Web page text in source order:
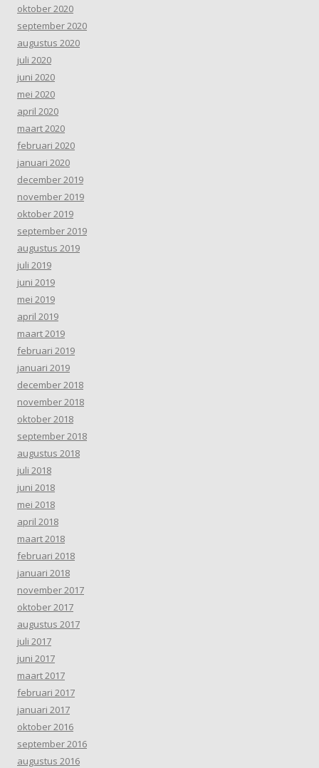
oktober 2020
september 2020
augustus 2020
juli 2020
juni 2020
mei 2020
april 2020
maart 2020
februari 2020
januari 2020
december 2019
november 2019
oktober 2019
september 2019
augustus 2019
juli 2019
juni 2019
mei 2019
april 2019
maart 2019
februari 2019
januari 2019
december 2018
november 2018
oktober 2018
september 2018
augustus 2018
juli 2018
juni 2018
mei 2018
april 2018
maart 2018
februari 2018
januari 2018
november 2017
oktober 2017
augustus 2017
juli 2017
juni 2017
maart 2017
februari 2017
januari 2017
oktober 2016
september 2016
augustus 2016